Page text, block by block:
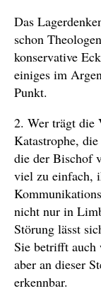
Das
schon
konservative
einiges im
Punkt.
2. Wer trägt die
Katastrophe,
die der Bischof
viel zu einfach,
nicht nur in
Störung lässt
Sie betrifft auch
aber an dieser
erkennbar.